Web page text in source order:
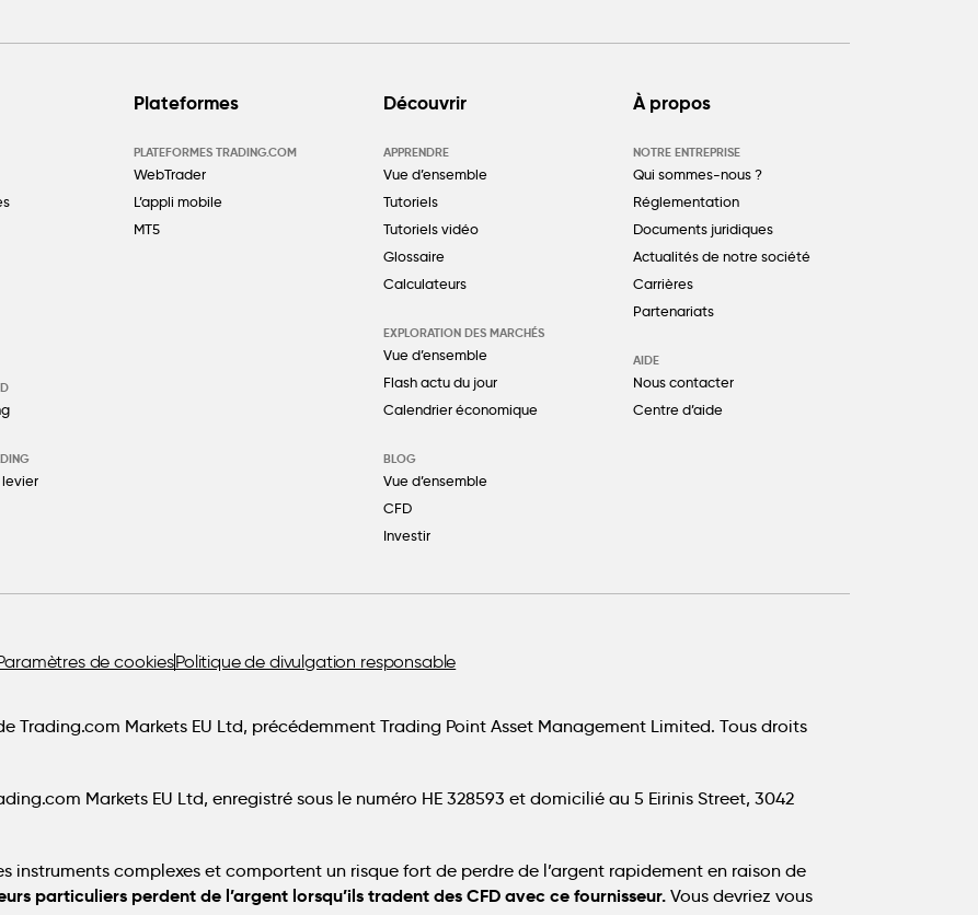
Plateformes
PLATEFORMES TRADING.COM
WebTrader
L’appli mobile
MT5
Découvrir
APPRENDRE
Vue d’ensemble
Tutoriels
Tutoriels vidéo
Glossaire
Calculateurs
EXPLORATION DES MARCHÉS
Vue d’ensemble
Flash actu du jour
Calendrier économique
BLOG
Vue d’ensemble
CFD
Investir
À propos
NOTRE ENTREPRISE
Qui sommes-nous ?
Réglementation
Documents juridiques
Actualités de notre société
Carrières
Partenariats
AIDE
Nous contacter
Centre d’aide
de cookiesPolitique de divulgation responsable
Trading.com Markets EU Ltd, précédemment Trading Point Asset Management Limited. Tous droits
Markets EU Ltd, enregistré sous le numéro HE 328593 et domicilié au 5 Eirinis Street, 3042
instruments complexes et comportent un risque fort de perdre de l’argent rapidement en raison de
particuliers perdent de l’argent lorsqu’ils tradent des CFD avec ce fournisseur. Vous devriez vous